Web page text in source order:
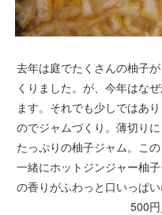
去年は庭でたくさんの柚子
くりました。が、今年はな
ます。それでも少しではあ
のでジャムづくり。薄切り
たっぷりの柚子ジャム。こ
一緒にホットジンジャー柚
の香りがふわっと口いっぱ
500